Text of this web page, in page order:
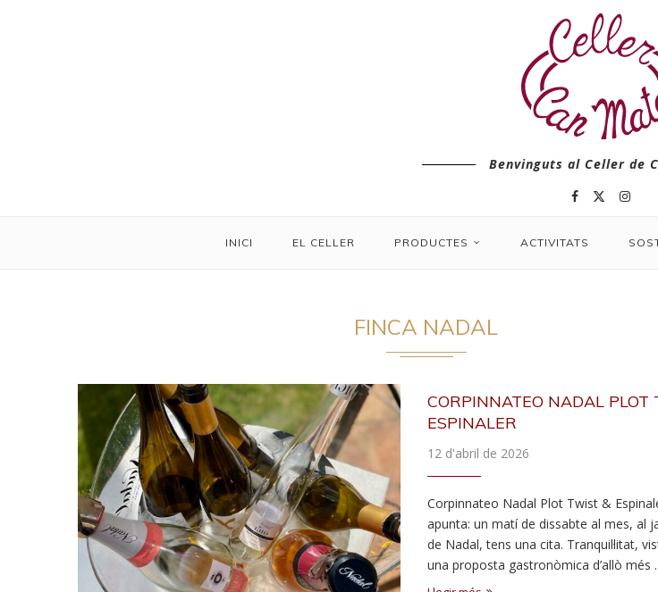
Benvinguts al Celler de
INICI EL CELLER PRODUCTES ACTIVITATS
FINCA NADAL
CORPINNATEO NADAL PLOT
ESPINALER
12 d'abril de 2026
Corpinnateo Nadal Plot Twist &
apunta: un matí de dissabte al mes, al
de Nadal, tens una cita. Tranquil·litat,
una proposta gastronòmica d’allò més